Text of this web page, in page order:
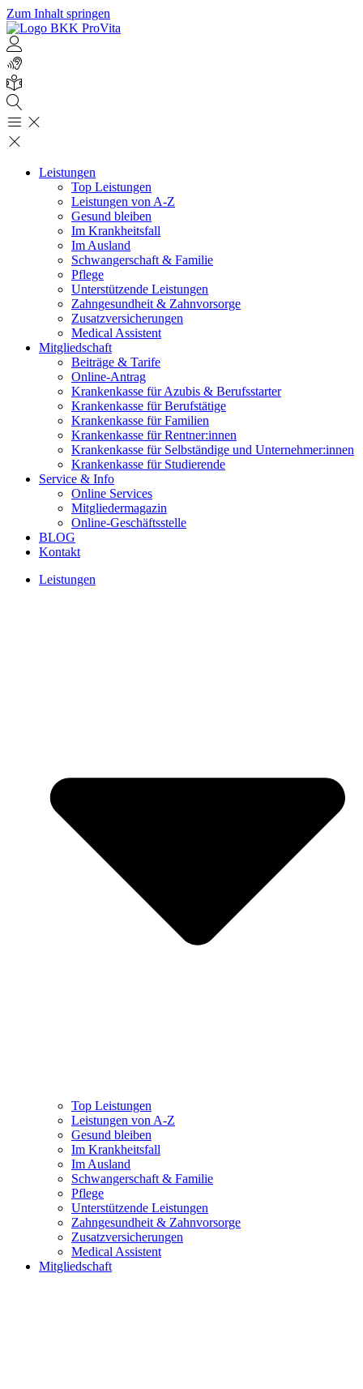
Zum Inhalt springen
Leistungen
Top Leistungen
Leistungen von A-Z
Gesund bleiben
Im Krankheitsfall
Im Ausland
Schwangerschaft & Familie
Pflege
Unterstützende Leistungen
Zahngesundheit & Zahnvorsorge
Zusatzversicherungen
Medical Assistent
Mitgliedschaft
Beiträge & Tarife
Online-Antrag
Krankenkasse für Azubis & Berufsstarter
Krankenkasse für Berufstätige
Krankenkasse für Familien
Krankenkasse für Rentner:innen
Krankenkasse für Selbständige und Unternehmer:innen
Krankenkasse für Studierende
Service & Info
Online Services
Mitgliedermagazin
Online-Geschäftsstelle
BLOG
Kontakt
Leistungen
Top Leistungen
Leistungen von A-Z
Gesund bleiben
Im Krankheitsfall
Im Ausland
Schwangerschaft & Familie
Pflege
Unterstützende Leistungen
Zahngesundheit & Zahnvorsorge
Zusatzversicherungen
Medical Assistent
Mitgliedschaft